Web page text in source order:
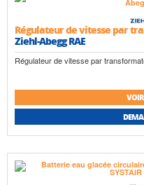
Régulateur de vitesse par
Ziehl-Abegg RAE
Régulateur de vitesse par